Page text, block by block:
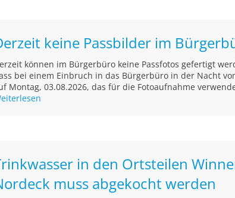
keine Passbilder im
können im Bürgerbüro keine Passfotos gefertigt
bei einem Einbruch in das Bürgerbüro in der Nacht
Montag, 03.08.2026, das für die Fotoaufnahme
in den Ortsteilen
muss abgekocht werden